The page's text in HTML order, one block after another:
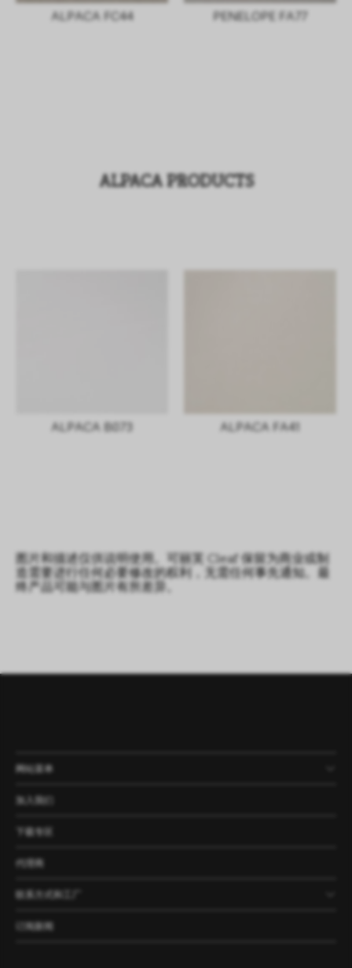
ALPACA FC44 PENELOPE FA77
ALPACA PRODUCTS
ALPACA B073 ALPACA FA41
图片和描述仅供说明使用。可丽芙 Cleaf 保留为商业或制
造需要进行任何必要修改的权利，无需任何事先通知。最
终产品可能与图片有所差异。
网站菜单
产品
公司
资讯
案例
加入我们
下载专区
代理商
联系方式和工厂
订阅新闻